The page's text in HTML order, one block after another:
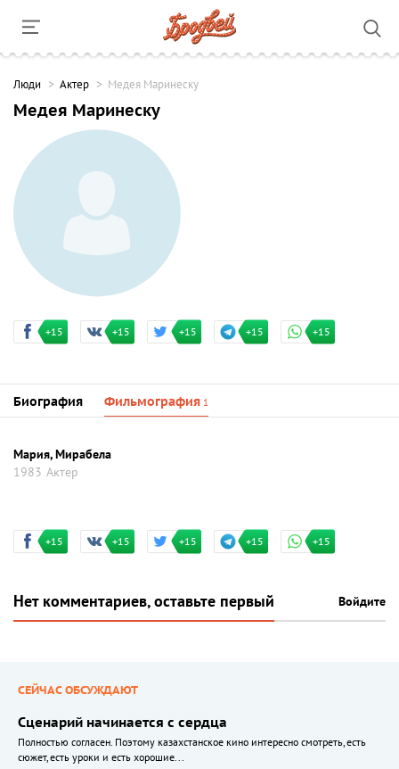
Люди Актер Медея Маринеску
Медея Маринеску
+15 +15 +15 +15 +15
Биография Фильмография 1
Мария, Мирабела
1983 Актер
+15 +15 +15 +15 +15
Нет комментариев, оставьте первый Войдите
СЕЙЧАС ОБСУЖДАЮТ
Сценарий начинается с сердца
Полностью согласен. Поэтому казахстанское кино интересно смотреть, есть
сюжет, есть уроки и есть хорошие...